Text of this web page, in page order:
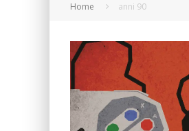
Home anni 90